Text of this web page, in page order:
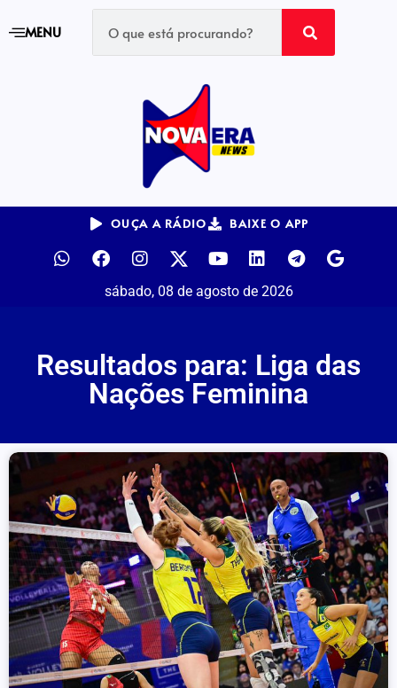
MENU
OUÇA A RÁDIO BAIXE O APP
sábado, 08 de agosto de 2026
Resultados para: Liga das
Nações Feminina